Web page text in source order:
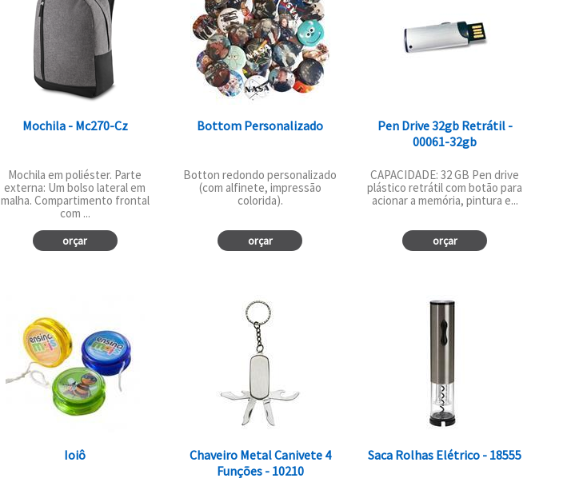
Mochila - Mc270-Cz
Mochila em poliéster. Parte
externa: Um bolso lateral em
malha. Compartimento frontal
com ...
orçar
Bottom Personalizado
Botton redondo personalizado
(com alfinete, impressão
colorida).
orçar
Pen Drive 32gb Retrátil -
00061-32gb
CAPACIDADE: 32 GB Pen drive
plástico retrátil com botão para
acionar a memória, pintura e...
orçar
Ioiô
Chaveiro Metal Canivete 4
Funções - 10210
Saca Rolhas Elétrico - 18555